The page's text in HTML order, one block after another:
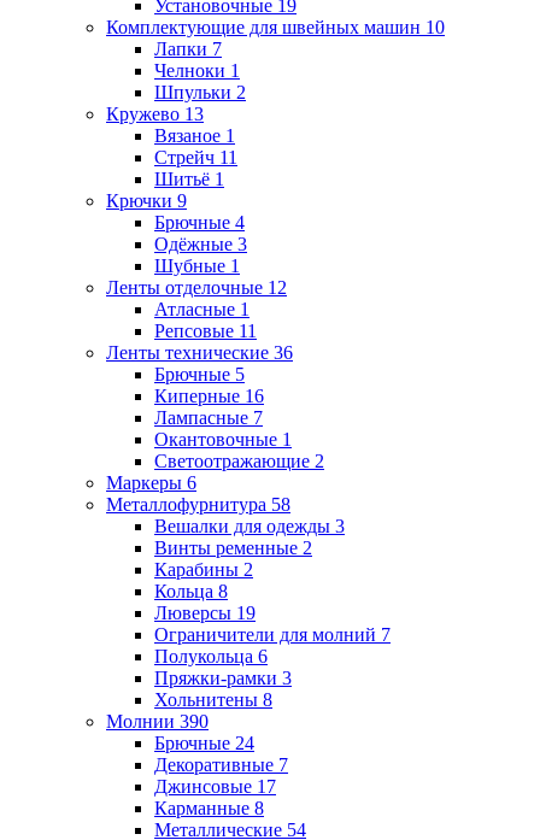
Установочные 19
Комплектующие для швейных машин 10
Лапки 7
Челноки 1
Шпульки 2
Кружево 13
Вязаное 1
Стрейч 11
Шитьё 1
Крючки 9
Брючные 4
Одёжные 3
Шубные 1
Ленты отделочные 12
Атласные 1
Репсовые 11
Ленты технические 36
Брючные 5
Киперные 16
Лампасные 7
Окантовочные 1
Светоотражающие 2
Маркеры 6
Металлофурнитура 58
Вешалки для одежды 3
Винты ременные 2
Карабины 2
Кольца 8
Люверсы 19
Ограничители для молний 7
Полукольца 6
Пряжки-рамки 3
Хольнитены 8
Молнии 390
Брючные 24
Декоративные 7
Джинсовые 17
Карманные 8
Металлические 54